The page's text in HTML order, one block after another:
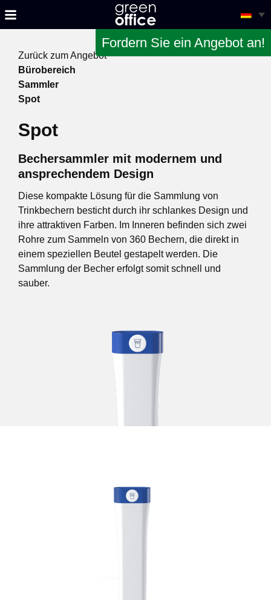
Fordern Sie ein Angebot an!
Zurück zum Angebot
Bürobereich
Sammler
Spot
Spot
Bechersammler mit modernem und
ansprechendem Design
Diese kompakte Lösung für die Sammlung von
Trinkbechern besticht durch ihr schlankes Design und
ihre attraktiven Farben. Im Inneren befinden sich zwei
Rohre zum Sammeln von 360 Bechern, die direkt in
einem speziellen Beutel gestapelt werden. Die
Sammlung der Becher erfolgt somit schnell und
sauber.